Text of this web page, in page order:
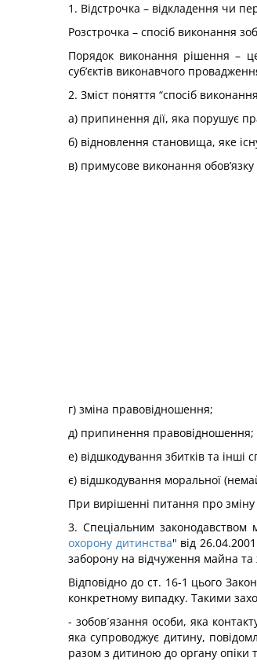
1. Відстрочка – відкладення чи
Розстрочка – спосіб виконання
Порядок виконання рішення –
суб’єктів виконавчого
2. Зміст поняття “спосіб
а) припинення дії, яка порушує
б) відновлення становища, яке
в) примусове виконання обов’язку
г) зміна правовідношення;
д) припинення правовідношення;
е) відшкодування збитків та
є) відшкодування моральної
При вирішенні питання про
3. Спеціальним законодавством
охорону дитинства" від
заборону на відчуження майна
Відповідно до ст. 16-1 цього
конкретному випадку. Такими
- зобов´язання особи, яка
яка супроводжує дитину,
разом з дитиною до органу опіки